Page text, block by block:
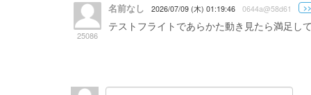
25086
名前なし 2026/07/09 (木) 01:19:46 0644a@58d61
テストフライトであらかた動き見たら満足し